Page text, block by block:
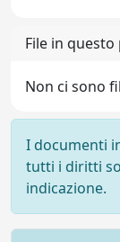
File in
Non ci sono
I documenti
tutti i diritti
indicazione.